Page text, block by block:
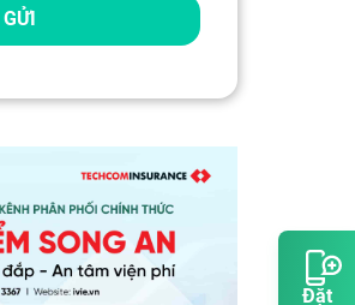
Đặt
GỬI